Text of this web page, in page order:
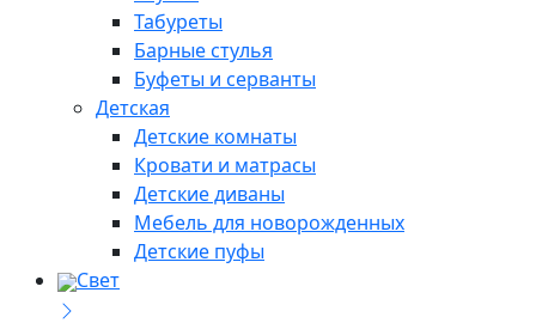
Табуреты
Барные стулья
Буфеты и серванты
Детская
Детские комнаты
Кровати и матрасы
Детские диваны
Мебель для новорожденных
Детские пуфы
Свет